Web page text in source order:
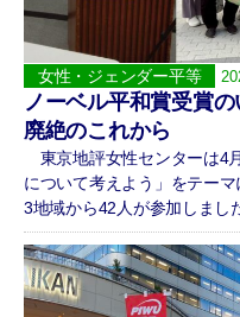
女性・ジェンダー平等
ノーベル平和賞受賞
廃絶のこれから
東京地評女性センターは4
について考えよう」をテー
3地域から42人が参加しまし